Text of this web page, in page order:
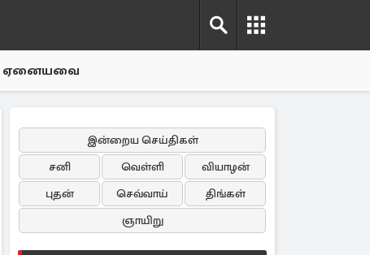
ஏனையவை
இன்றைய செய்திகள்
சனி
வெள்ளி
வியாழன்
புதன்
செவ்வாய்
திங்கள்
ஞாயிறு